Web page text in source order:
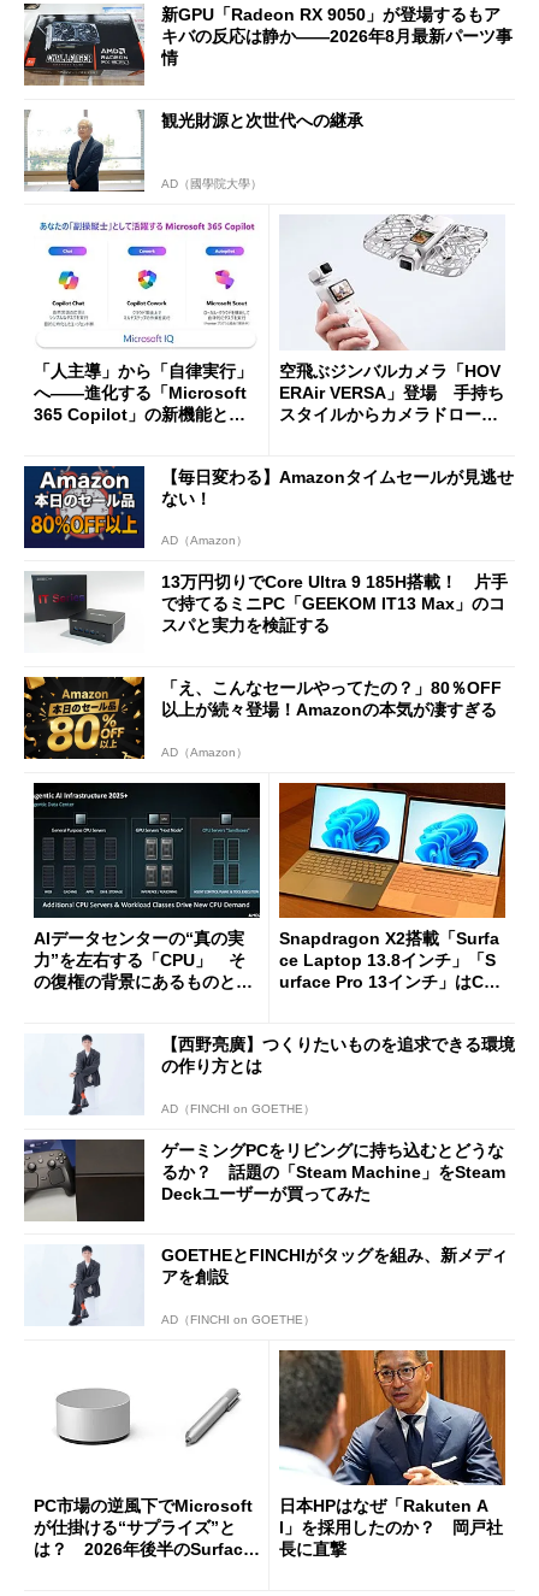
新GPU「Radeon RX 9050」が登場するもア
キバの反応は静か――2026年8月最新パーツ事
情
観光財源と次世代への継承
AD（國學院大學）
「人主導」から「自律実行」
へ――進化する「Microsoft
365 Copilot」の新機能とエ
空飛ぶジンバルカメラ「HOV
ERAir VERSA」登場 手持ち
スタイルからカメラドローン
【毎日変わる】Amazonタイムセールが見逃せ
ない！
AD（Amazon）
13万円切りでCore Ultra 9 185H搭載！ 片手
で持てるミニPC「GEEKOM IT13 Max」のコ
スパと実力を検証する
「え、こんなセールやってたの？」80％OFF
以上が続々登場！Amazonの本気が凄すぎる
AD（Amazon）
AIデータセンターの“真の実
力”を左右する「CPU」 そ
の復権の背景にあるものと
Snapdragon X2搭載「Surfa
ce Laptop 13.8インチ」「S
urface Pro 13インチ」はCop
た
【西野亮廣】つくりたいものを追求できる環境
の作り方とは
AD（FINCHI on GOETHE）
ゲーミングPCをリビングに持ち込むとどうな
るか？ 話題の「Steam Machine」をSteam
Deckユーザーが買ってみた
GOETHEとFINCHIがタッグを組み、新メディ
アを創設
AD（FINCHI on GOETHE）
PC市場の逆風下でMicrosoft
が仕掛ける“サプライズ”と
は？ 2026年後半のSurface
日本HPはなぜ「Rakuten A
I」を採用したのか？ 岡戸社
長に直撃